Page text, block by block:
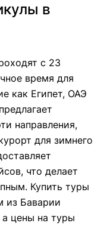
в
с 23
время для
как Египет, ОАЭ
направления,
для зимнего
что делает
Купить туры
из Баварии
цены на туры